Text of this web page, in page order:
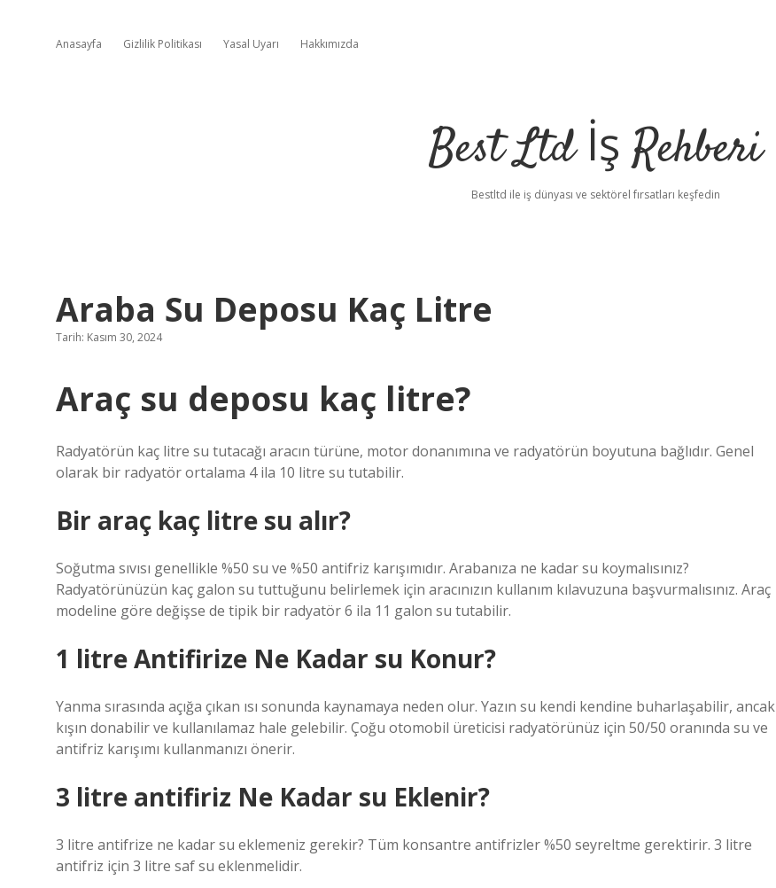
Anasayfa Gizlilik Politikası Yasal Uyarı Hakkımızda
Best Ltd İş Rehberi
Bestltd ile iş dünyası ve sektörel fırsatları keşfedin
Araba Su Deposu Kaç Litre
Tarih: Kasım 30, 2024
Araç su deposu kaç litre?
Radyatörün kaç litre su tutacağı aracın türüne, motor donanımına ve radyatörün boyutuna bağlıdır. Genel
olarak bir radyatör ortalama 4 ila 10 litre su tutabilir.
Bir araç kaç litre su alır?
Soğutma sıvısı genellikle %50 su ve %50 antifriz karışımıdır. Arabanıza ne kadar su koymalısınız?
Radyatörünüzün kaç galon su tuttuğunu belirlemek için aracınızın kullanım kılavuzuna başvurmalısınız. Araç
modeline göre değişse de tipik bir radyatör 6 ila 11 galon su tutabilir.
1 litre Antifirize Ne Kadar su Konur?
Yanma sırasında açığa çıkan ısı sonunda kaynamaya neden olur. Yazın su kendi kendine buharlaşabilir, ancak
kışın donabilir ve kullanılamaz hale gelebilir. Çoğu otomobil üreticisi radyatörünüz için 50/50 oranında su ve
antifriz karışımı kullanmanızı önerir.
3 litre antifiriz Ne Kadar su Eklenir?
3 litre antifrize ne kadar su eklemeniz gerekir? Tüm konsantre antifrizler %50 seyreltme gerektirir. 3 litre
antifriz için 3 litre saf su eklenmelidir.